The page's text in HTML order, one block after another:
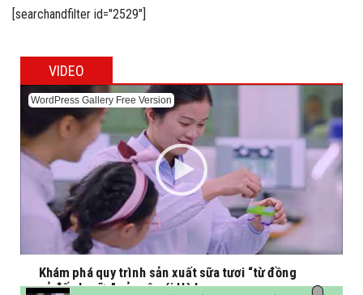
Thương hiệu sữa gần 7 thập kỷ gặp gỡ giới trẻ TP.HCM tại Pop-
cao Việt Nam
Tiếp sức thế hệ trẻ phát triển toàn diện ngay từ những sân chơi
học đường
[searchandfilter id="2529"]
VIDEO
WordPress Gallery Free Version